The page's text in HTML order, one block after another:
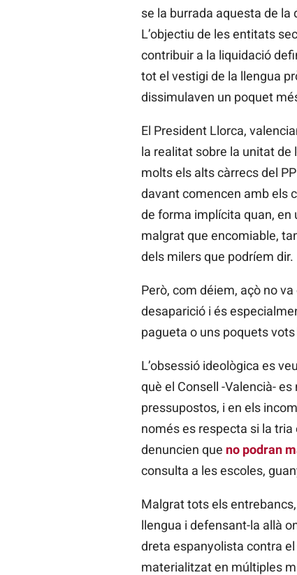
se la burrada aquesta de la
L’objectiu de les entitats
contribuir a la liquidació
tot el vestigi de la llengua
dissimulaven un poquet
El President Llorca,
la realitat sobre la unitat de
molts els alts càrrecs del
davant comencen amb els
de forma implícita quan, en
malgrat que encomiable,
dels milers que podríem dir.
Però, com déiem, açò no
desaparició i és
pagueta o uns poquets
L’obsessió ideològica es
què el Consell -Valencià- es
pressupostos, i en els
només es respecta si la
denuncien que no podran
consulta a les escoles,
Malgrat tots els
llengua i defensant-la allà
dreta espanyolista contra
materialitzat en múltiples